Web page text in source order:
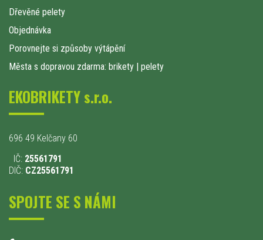
Dřevěné pelety
Objednávka
Porovnejte si způsoby výtápění
Města s dopravou zdarma: brikety | pelety
EKOBRIKETY s.r.o.
696 49 Kelčany 60
IČ: 25561791
DIČ: CZ25561791
SPOJTE SE S NÁMI